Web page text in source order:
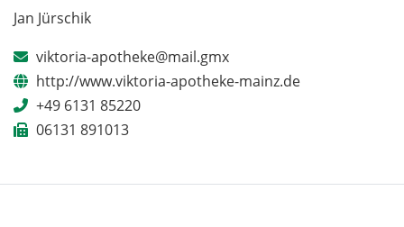
Jan Jürschik
viktoria-apotheke@mail.gmx
http://www.viktoria-apotheke-mainz.de
+49 6131 85220
06131 891013